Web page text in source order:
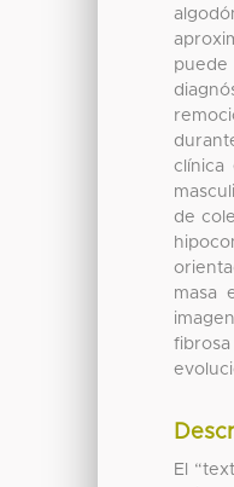
clínica
de
masa
El